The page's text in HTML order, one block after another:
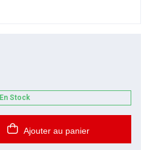
En Stock
Ajouter au panier